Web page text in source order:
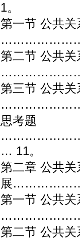
1。
第一节 公共
第二节 公共
第三节 公共
思考题
… 11。
第二章 公共
展
第一节 公共关
第二节 公共关